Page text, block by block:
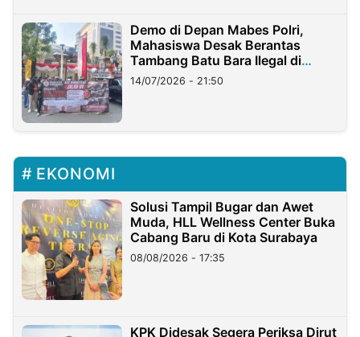
Demo di Depan Mabes Polri,
Mahasiswa Desak Berantas
Tambang Batu Bara Ilegal di
Lampung
14/07/2026 - 21:50
EKONOMI
Solusi Tampil Bugar dan Awet
Muda, HLL Wellness Center Buka
Cabang Baru di Kota Surabaya
08/08/2026 - 17:35
KPK Didesak Segera Periksa Dirut